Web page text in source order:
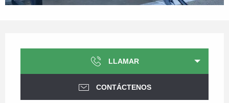
LLAMAR
CONTÁCTENOS